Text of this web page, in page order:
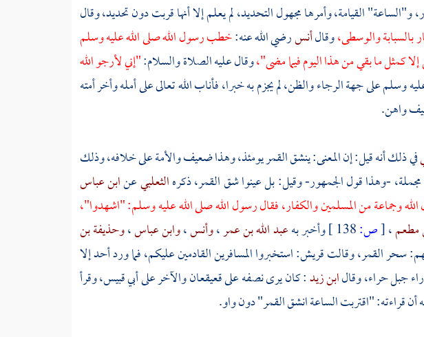
و"الساعة" القيامة، وأمرها مجهول التحديد، لم يعلم إلا أنها قربت دون تحديد، وقال
بالسبابة والوسطى،وقالأنسرضي الله عنه:خطب رسول الله صلى الله عليه وسلم
كمثل ما بقي من هذا اليوم فيما مضى"،وقال عليه الصلاة والسلام:"إني لأرجو الله
وسلم على جهة الرجاء والظن، لم يجزم به خبرا، فأناب الله تعالى على أمله وأخر أمته
واهن.
في ذلك أنه قيل: إن المعنى: ينشق القمر يومئذ، وهذا ضعيف والأمة على خلافه، وذلك
-وهذا قول الجمهور- وقيل: بل عينوا شق القمر، ذكرهالثعلبيعنابن عباس
الله وجماعة من المسلمين والكفار، فقال رسول الله صلى الله عليه وسلم: "اشهدوا"،
مطعم،[ص: وأخبر بهعبد الله بن عمر،وأنس،وابن عباس،وحذيفة بن
سحر القمر، وقالتقريش:استخبروا المسافرين القادمين عليكم، فما ورد أحد إلا
جبل حراء،وقالابن زيد: كان يرى نصفه علىقعيقعانوالآخر علىأبي قبيس،وقرأ
أن قراءته: "اقتربت الساعة انشق القمر" دون واو.